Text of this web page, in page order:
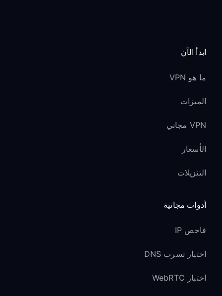
ابدأ الآن
ما هو VPN
الميزات
VPN مجاني
الأسعار
التنزيلات
أدوات مجانية
فاحص IP
اختبار تسرب DNS
اختبار WebRTC